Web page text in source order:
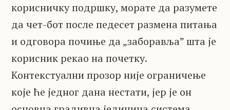
корисничку подршку, морате да разумете
да чет-бот после педесет размена питања
и одговора почиње да „заборавља” шта је
корисник рекао на почетку.
Контекстуални прозор није ограничење
које ће једног дана нестати, јер је он